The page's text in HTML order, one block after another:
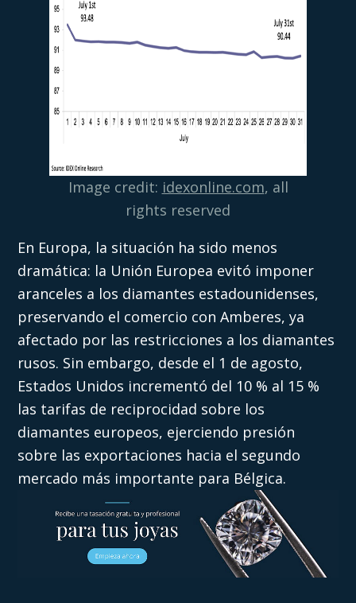
Image credit: idexonline.com, all
rights reserved
En Europa, la situación ha sido menos
dramática: la Unión Europea evitó imponer
aranceles a los diamantes estadounidenses,
preservando el comercio con Amberes, ya
afectado por las restricciones a los diamantes
rusos. Sin embargo, desde el 1 de agosto,
Estados Unidos incrementó del 10 % al 15 %
las tarifas de reciprocidad sobre los
diamantes europeos, ejerciendo presión
sobre las exportaciones hacia el segundo
mercado más importante para Bélgica.